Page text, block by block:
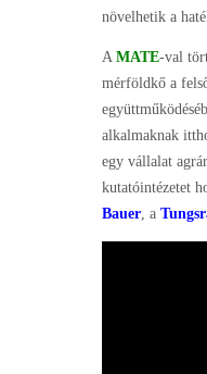
növelhetik a
A MATE-val
mérföldkő a
alkalmaknak
egy vállalat
kutatóintézetet
Bauer , a